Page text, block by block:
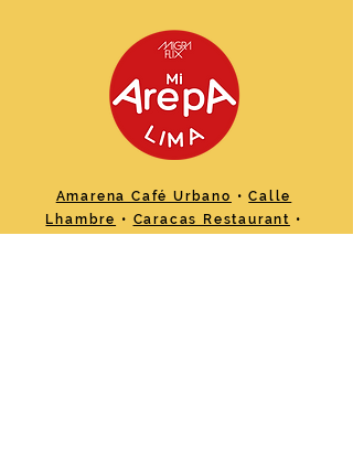
Amarena Café Urbano •Calle
Lhambre • Caracas Restaurant •